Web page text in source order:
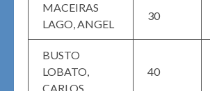
MACEIRAS
LAGO, ANGEL
30
BUSTO
LOBATO,
CARLOS
40